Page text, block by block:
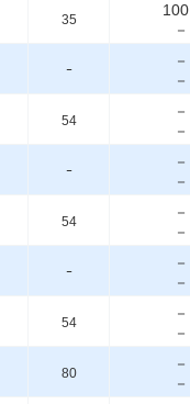
35
100
－
ｰ
－
－
54
－
－
ｰ
－
－
54
－
－
ｰ
－
－
54
－
－
80
－
－